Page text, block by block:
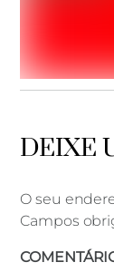
DEIXE
O seu
Campos